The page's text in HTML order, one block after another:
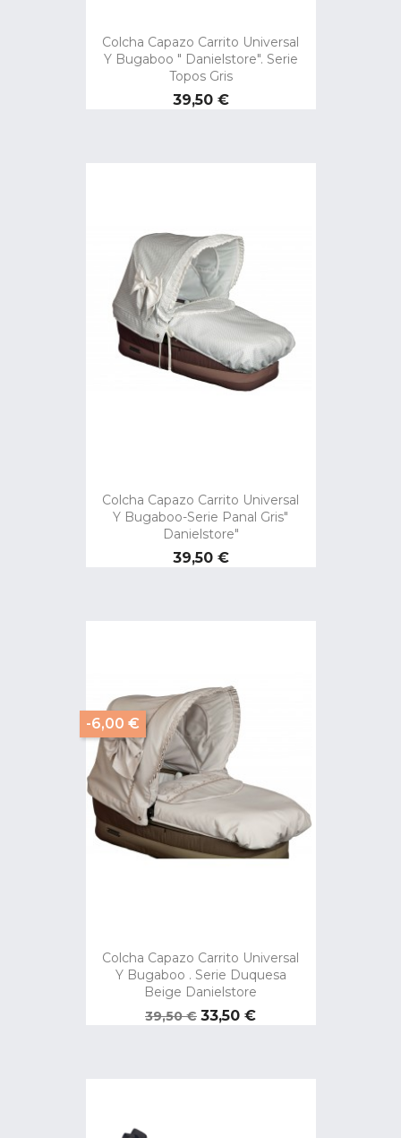
Colcha Capazo Carrito Universal
Y Bugaboo " Danielstore". Serie
Topos Gris
Precio
39,50 €
Colcha Capazo Carrito Universal
Y Bugaboo-Serie Panal Gris"
Danielstore"
Precio
39,50 €
Colcha Capazo Carrito Universal
Y Bugaboo . Serie Duquesa
Beige Danielstore
Precio
39,50 €
-6,00 €
Precio
33,50 €